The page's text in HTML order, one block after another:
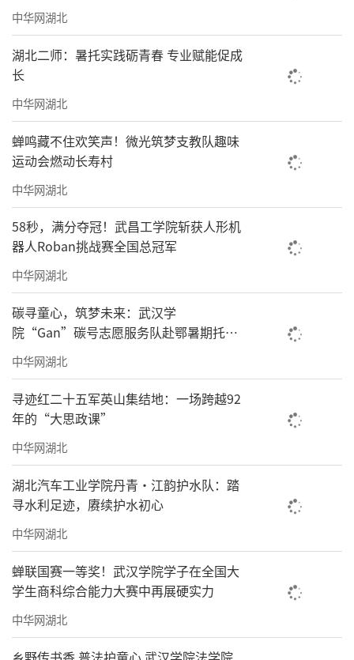
中华网湖北
湖北二师：暑托实践砺青春 专业赋能促成
长
中华网湖北
蝉鸣藏不住欢笑声！微光筑梦支教队趣味
运动会燃动长寿村
中华网湖北
58秒，满分夺冠！武昌工学院斩获人形机
器人Roban挑战赛全国总冠军
中华网湖北
碳寻童心，筑梦未来：武汉学
院“Gan”碳号志愿服务队赴鄂暑期托管
班纪实
中华网湖北
寻迹红二十五军英山集结地：一场跨越92
年的“大思政课”
中华网湖北
湖北汽车工业学院丹青·江韵护水队：踏
寻水利足迹，赓续护水初心
中华网湖北
蝉联国赛一等奖！武汉学院学子在全国大
学生商科综合能力大赛中再展硬实力
中华网湖北